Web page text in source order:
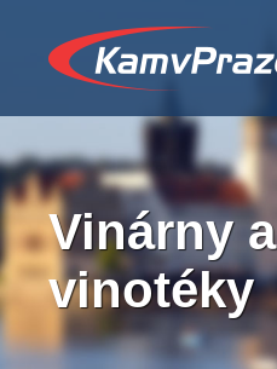
Vinárny a
vinotéky